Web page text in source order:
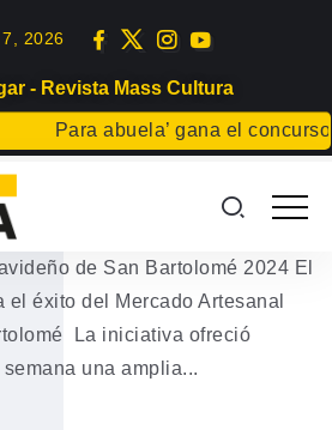
- Revista Mass Cultura
Para abuela’ gana el concurso
2026
Navideño de
2024
de San Bartolomé 2024 El
éxito del Mercado Artesanal
La iniciativa ofreció
una amplia...